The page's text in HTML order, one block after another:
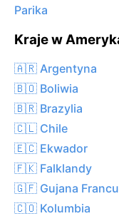
Parika
Kraje w
🇦🇷 Argentyna
🇧🇴 Boliwia
🇧🇷 Brazylia
🇨🇱 Chile
🇪🇨 Ekwador
🇫🇰 Falklandy
🇬🇫 Gujana
🇨🇴 Kolumbia